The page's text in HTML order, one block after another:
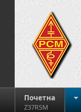
Почетна
Z37RSM